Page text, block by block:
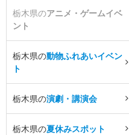
栃木県のアニメ・ゲームイベ
ント
栃木県の動物ふれあいイベン
ト
栃木県の演劇・講演会
栃木県の夏休みスポット